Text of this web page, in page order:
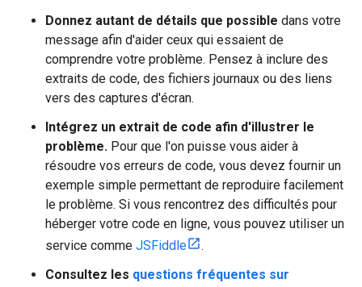
Donnez autant de détails que possible dans votre
message afin d'aider ceux qui essaient de
comprendre votre problème. Pensez à inclure des
extraits de code, des fichiers journaux ou des liens
vers des captures d'écran.
Intégrez un extrait de code afin d'illustrer le
problème. Pour que l'on puisse vous aider à
résoudre vos erreurs de code, vous devez fournir un
exemple simple permettant de reproduire facilement
le problème. Si vous rencontrez des difficultés pour
héberger votre code en ligne, vous pouvez utiliser un
service comme JSFiddle
.
Consultez les questions fréquentes sur